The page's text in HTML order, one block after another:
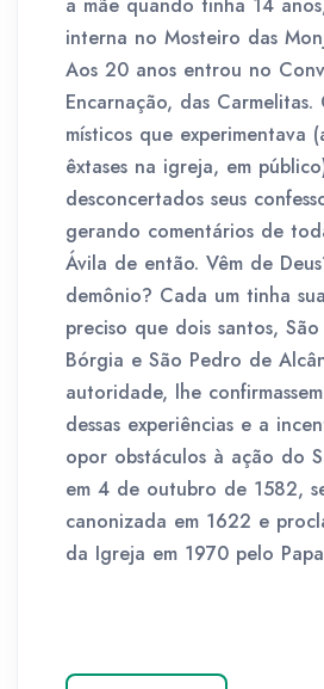
a mãe quando tinha 14
interna no Mosteiro das
Aos 20 anos entrou no
Encarnação, das Carmelitas.
místicos que experimentava
êxtases na igreja, em
desconcertados seus
gerando comentários de
Ávila de então. Vêm de
demônio? Cada um tinha
preciso que dois santos,
Bórgia e São Pedro de
autoridade, lhe
dessas experiências e a
opor obstáculos à ação do
em 4 de outubro de 1582,
canonizada em 1622 e
da Igreja em 1970 pelo